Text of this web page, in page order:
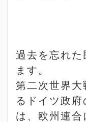
過去を忘れた
ます。
第二次世界大
るドイツ政
は、欧州連合